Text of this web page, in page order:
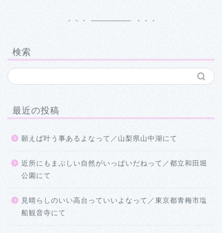
検索
最近の投稿
願えば叶う事あるよなって／山梨県山中湖にて
近所にもまぶしい自然がいっぱいだねって／都立和田堀
公園にて
見晴らしのいい高台っていいよなって／東京都青梅市塩
船観音寺にて